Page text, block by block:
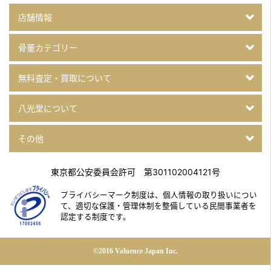
店舗情報
骨董カテゴリー
無料査定・買取について
八光堂について
その他
東京都公安委員会許可 第301102004121号
プライバシーマーク制度は、個人情報の取り扱いについ
て、適切な保護・管理体制を整備している民間事業者を
認定する制度です。
©2016 Valuence Japan Inc.